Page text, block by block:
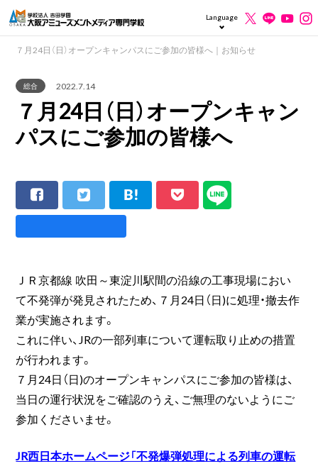
Language
７月24日（日）オープンキャンパスにご参加の皆様へ｜お知らせ
総合 2022.7.14
７月24日（日）オープンキャン
パスにご参加の皆様へ
ＪＲ京都線 吹田～東淀川駅間の沿線の工事現場におい
て不発弾が発見されたため、７月24日（日)に処理・撤去作
業が実施されます。
これに伴い、JRの一部列車について運転取り止めの措置
が行われます。
７月24日（日)のオープンキャンパスにご参加の皆様は、
当日の運行状況をご確認のうえ、ご無理のないようにご
参加くださいませ。
JR西日本ホームページ「不発爆弾処理による列車の運転